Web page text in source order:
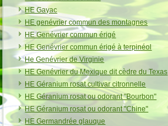
HE Gayac
HE genévrier commun des montagnes
HE Genévrier commun érigé
HE Genévrier commun érigé à terpinéol
He Genévrier de Virginie
HE Genévrier du Mexique dit cèdre du Texas
HE Géranium rosat cultivar citronnelle
HE Géranium rosat ou odorant "Bourbon"
HE Géranium rosat ou odorant "Chine"
HE Germandrée glauque